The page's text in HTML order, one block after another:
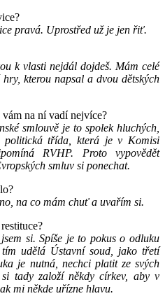
pravá. Uprostřed už je jen řiť.
k vlasti nejdál dojdeš. Mám celé
kterou napsal a dvou dětských
na ní vadí nejvíce?
smlouvě je to spolek hluchých,
politická třída, která je v Komisi
RVHP. Proto vypovědět
smluv si ponechat.
na co mám chuť a uvařím si.
si. Spíše je to pokus o odluku
udělá Ústavní soud, jako třetí
je nutná, nechci platit ze svých
tady založí někdy církev, aby v
mi někde uřízne hlavu.